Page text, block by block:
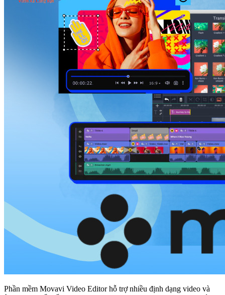
Phần mềm Movavi Video Editor hỗ trợ nhiều định dạng video và